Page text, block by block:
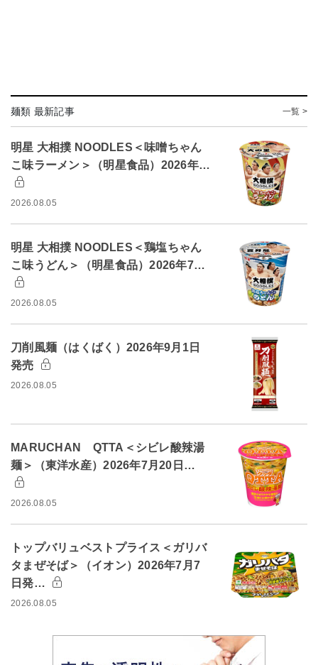
麺類 最新記事 一覧 >
明星 大相撲 NOODLES＜味噌ちゃん
こ味ラーメン＞（明星食品）2026年…
2026.08.05
明星 大相撲 NOODLES＜鶏塩ちゃん
こ味うどん＞（明星食品）2026年7…
2026.08.05
刀削風麺（はくばく）2026年9月1日
発売
2026.08.05
MARUCHAN QTTA＜シビレ酸辣湯
麺＞（東洋水産）2026年7月20日…
2026.08.05
トップバリュベストプライス＜ガリバ
タまぜそば＞（イオン）2026年7月7
日発…
2026.08.05